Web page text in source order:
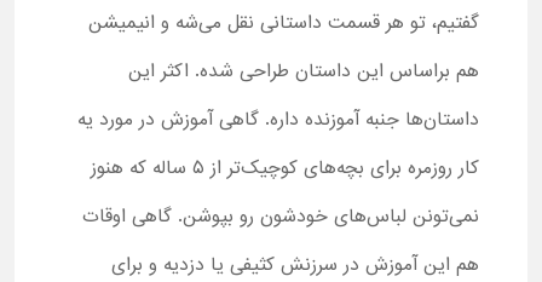
گفتیم، تو هر قسمت داستانی نقل می‌شه و انیمیشن
هم براساس این داستان طراحی شده. اکثر این
داستان‌ها جنبه آموزنده داره. گاهی آموزش در مورد یه
کار روزمره برای بچه‌های کوچیک‌تر از ۵ ساله که هنوز
نمی‌تونن لباس‌های خودشون رو بپوشن. گاهی اوقات
هم این آموزش در سرزنش کثیفی یا دزدیه و برای